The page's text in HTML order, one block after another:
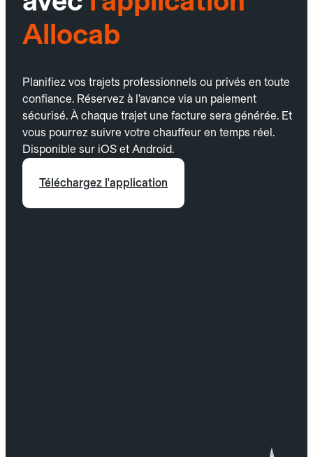
Allocab
Planifiez vos trajets professionnels ou privés en toute
confiance. Réservez à l’avance via un paiement
sécurisé. À chaque trajet une facture sera générée. Et
vous pourrez suivre votre chauffeur en temps réel.
Disponible sur iOS et Android.
Téléchargez l'application